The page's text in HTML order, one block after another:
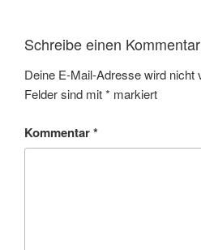
Schreibe einen Kommentar
Deine E-Mail-Adresse wird nicht
Felder sind mit* markiert
Kommentar*